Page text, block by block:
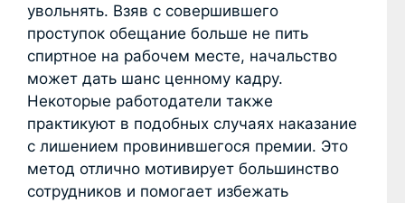
увольнять. Взяв с совершившего
проступок обещание больше не пить
спиртное на рабочем месте, начальство
может дать шанс ценному кадру.
Некоторые работодатели также
практикуют в подобных случаях наказание
с лишением провинившегося премии. Это
метод отлично мотивирует большинство
сотрудников и помогает избежать